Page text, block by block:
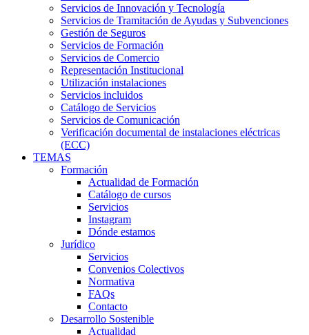
Servicios de Innovación y Tecnología
Servicios de Tramitación de Ayudas y Subvenciones
Gestión de Seguros
Servicios de Formación
Servicios de Comercio
Representación Institucional
Utilización instalaciones
Servicios incluidos
Catálogo de Servicios
Servicios de Comunicación
Verificación documental de instalaciones eléctricas
(ECC)
TEMAS
Formación
Actualidad de Formación
Catálogo de cursos
Servicios
Instagram
Dónde estamos
Jurídico
Servicios
Convenios Colectivos
Normativa
FAQs
Contacto
Desarrollo Sostenible
Actualidad